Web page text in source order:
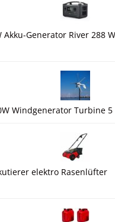
Akku-Generator River 288
Windgenerator Turbine 5
elektro Rasenlüfter